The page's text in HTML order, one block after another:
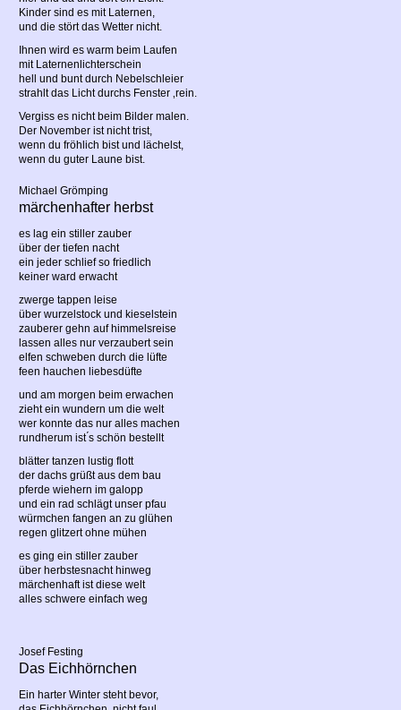
Kinder sind es mit Laternen,
und die stört das Wetter nicht.
Ihnen wird es warm beim Laufen
mit Laternenlichterschein
hell und bunt durch Nebelschleier
strahlt das Licht durchs Fenster ‚rein.
Vergiss es nicht beim Bilder malen.
Der November ist nicht trist,
wenn du fröhlich bist und lächelst,
wenn du guter Laune bist.
Michael Grömping
märchenhafter herbst
es lag ein stiller zauber
über der tiefen nacht
ein jeder schlief so friedlich
keiner ward erwacht
zwerge tappen leise
über wurzelstock und kieselstein
zauberer gehn auf himmelsreise
lassen alles nur verzaubert sein
elfen schweben durch die lüfte
feen hauchen liebesdüfte
und am morgen beim erwachen
zieht ein wundern um die welt
wer konnte das nur alles machen
rundherum ist ́s schön bestellt
blätter tanzen lustig flott
der dachs grüßt aus dem bau
pferde wiehern im galopp
und ein rad schlägt unser pfau
würmchen fangen an zu glühen
regen glitzert ohne mühen
es ging ein stiller zauber
über herbstesnacht hinweg
märchenhaft ist diese welt
alles schwere einfach weg
Josef Festing
Das Eichhörnchen
Ein harter Winter steht bevor,